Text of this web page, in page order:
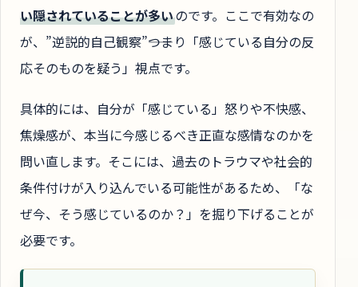
い隠されていることが多いのです。ここで有効なの
が、”逆説的自己観察”――つまり「感じている自分の反
応そのものを疑う」視点です。
具体的には、自分が「感じている」怒りや不快感、
焦燥感が、本当に今感じるべき正直な感情なのかを
問い直します。そこには、過去のトラウマや社会的
条件付けが入り込んでいる可能性があるため、「な
ぜ今、そう感じているのか？」を掘り下げることが
必要です。